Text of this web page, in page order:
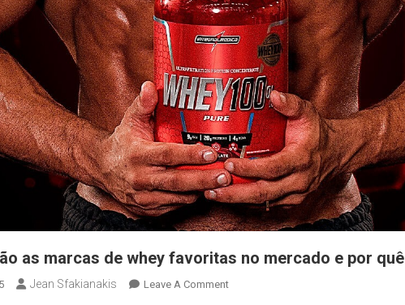
as marcas de whey favoritas no mercado e por quê
Jean Sfakianakis Leave A CommentOn